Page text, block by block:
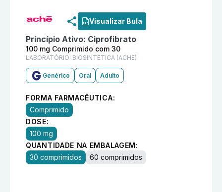
Visualizar Bula
Princípio Ativo: Ciprofibrato
100 mg Comprimido com 30
LABORATÓRIO: BIOSINTETICA (ACHE)
Genérico Oral Adulto
FORMA FARMACÊUTICA:
Comprimido
DOSE:
100 mg
QUANTIDADE NA EMBALAGEM:
30 comprimidos
60 comprimidos